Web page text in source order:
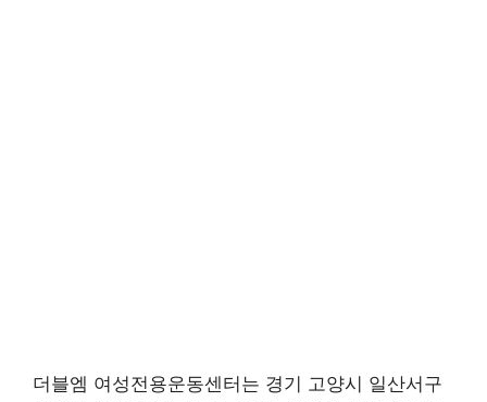
더블엠 여성전용운동센터는 경기 고양시 일산서구